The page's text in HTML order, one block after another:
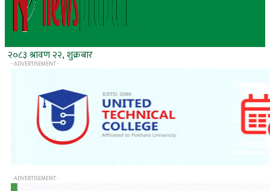
२०८३ श्रावण २२, शुक्रबार
- ADVERTISEMENT -
- ADVERTISEMENT -